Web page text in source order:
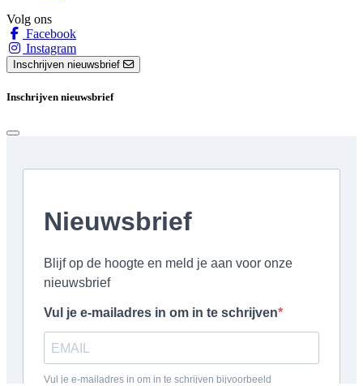
Volg ons
Facebook
Instagram
Inschrijven nieuwsbrief
Inschrijven nieuwsbrief